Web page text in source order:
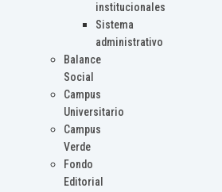
institucionales
Sistema
administrativo
Balance
Social
Campus
Universitario
Campus
Verde
Fondo
Editorial